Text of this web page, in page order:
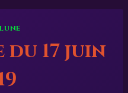
17 juin